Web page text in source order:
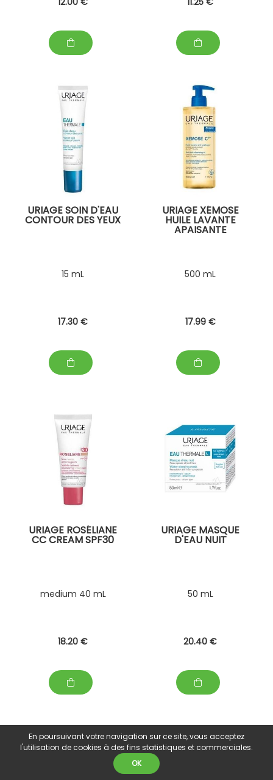
URIAGE SOIN D'EAU
CONTOUR DES YEUX
15 mL
17.30 €
URIAGE XÉMOSE
HUILE LAVANTE
APAISANTE
500 mL
17.99 €
URIAGE ROSÉLIANE
CC CREAM SPF30
medium 40 mL
18.20 €
URIAGE MASQUE
D'EAU NUIT
50 mL
20.40 €
En poursuivant votre navigation sur ce site, vous acceptez
l'utilisation de cookies à des fins statistiques et commerciales.
OK